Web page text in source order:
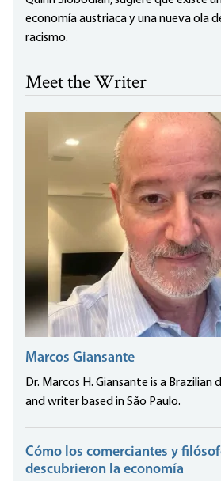
economía austriaca y una nueva ola
racismo.
Meet the Writer
Marcos Giansante
Dr. Marcos H. Giansante is a Brazilian
and writer based in São Paulo.
Cómo los comerciantes y
descubrieron la economía